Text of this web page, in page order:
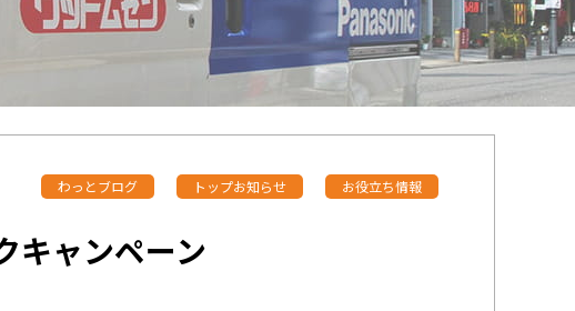
わっとブログ トップお知らせ お役立ち情報
キャンペーン